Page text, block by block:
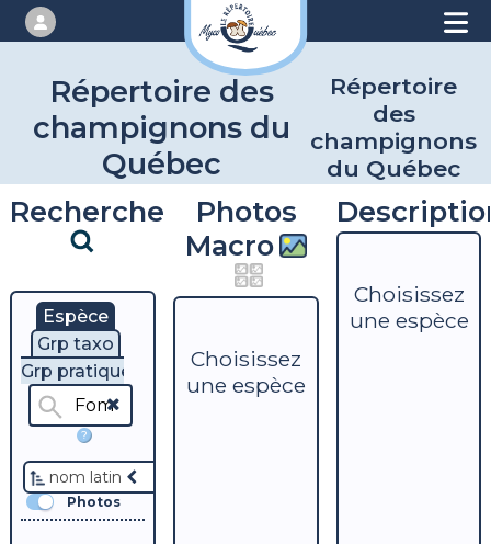
Répertoire des
champignons du
Québec
Répertoire
des
champignons
du Québec
Recherche
Espèce
Grp taxo
Grp pratique
?
nom latin
Photos
Photos
Macro
Choisissez
une espèce
Choisissez
une espèce